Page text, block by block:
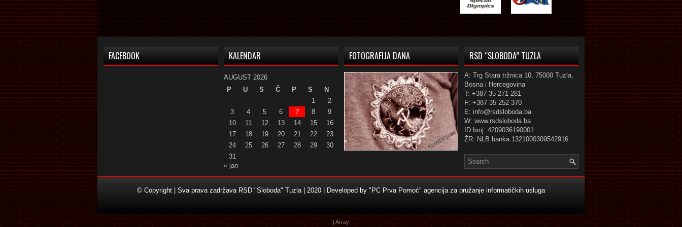
FACEBOOK KALENDAR
AUGUST 2026
P
U S Č P S
N
1
2
3
4 5 6 7 8
9
10
11 12 13 14 15
16
17
18 19 20 21 22
23
24
25 26 27 28 29
30
31
« jan
FOTOGRAFIJA DANA RSD “SLOBODA” TUZLA
A: Trg Stara tržnica 10, 75000 Tuzla,
Bosna i Hercegovina
T: +387 35 271 281
F: +387 35 252 370
E: info@rsdsloboda.ba
W: www.rsdsloboda.ba
ID broj: 4209036190001
ŽR: NLB banka 1321000309542916
© Copyright | Sva prava zadržava RSD "Sloboda" Tuzla | 2020 | Developed by "PC Prva Pomoć" agencija za pružanje informatičkih usluga
| Array